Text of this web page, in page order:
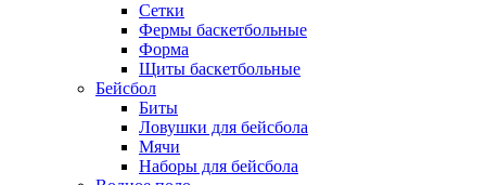
Сетки
Фермы баскетбольные
Форма
Щиты баскетбольные
Бейсбол
Биты
Ловушки для бейсбола
Мячи
Наборы для бейсбола